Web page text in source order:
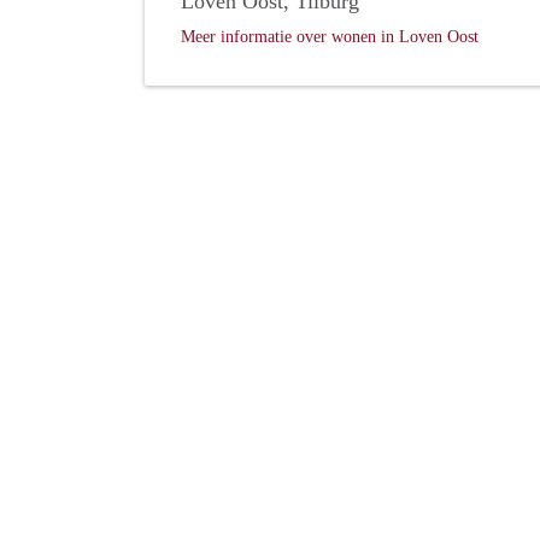
Meer informatie over wonen in Loven Oost